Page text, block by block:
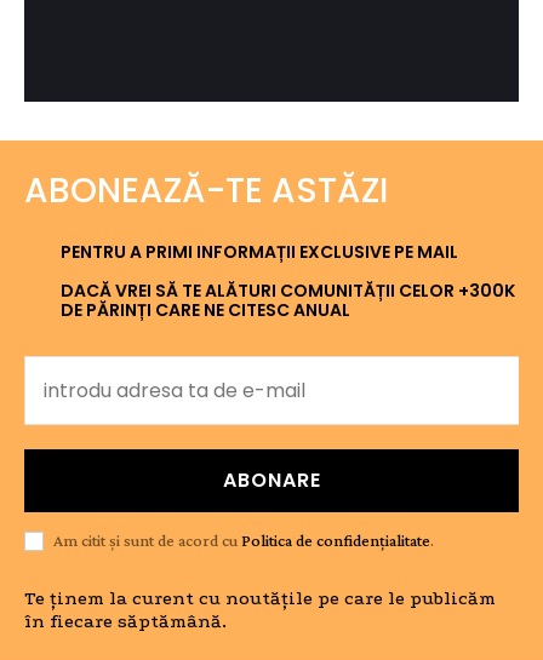
ABONEAZĂ-TE ASTĂZI
PENTRU A PRIMI INFORMAȚII EXCLUSIVE PE MAIL
DACĂ VREI SĂ TE ALĂTURI COMUNITĂȚII CELOR +300K
DE PĂRINȚI CARE NE CITESC ANUAL
ABONARE
Am citit și sunt de acord cuPolitica de confidențialitate.
Te ținem la curent cu noutățile pe care le publicăm
în fiecare săptămână.